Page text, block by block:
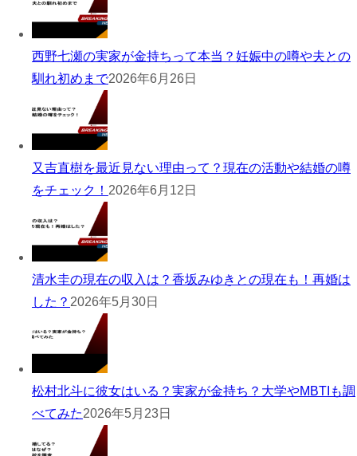
西野七瀬の実家が金持ちって本当？妊娠中の噂や夫との
馴れ初めまで2026年6月26日
又吉直樹を最近見ない理由って？現在の活動や結婚の噂
をチェック！ 2026年6月12日
清水圭の現在の収入は？香坂みゆきとの現在も！再婚は
した？ 2026年5月30日
松村北斗に彼女はいる？実家が金持ち？大学やMBTIも調
べてみた2026年5月23日